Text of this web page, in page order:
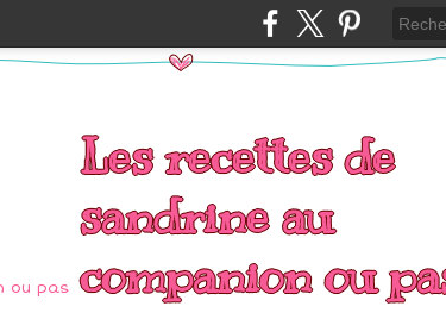
Les recettes de
sandrine au
companion ou